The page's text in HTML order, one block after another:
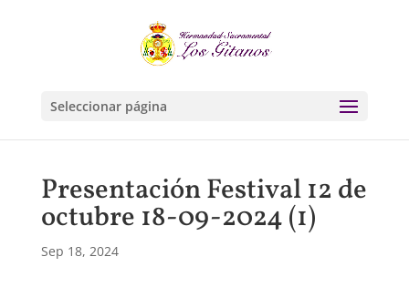
Seleccionar página
Presentación Festival 12 de
octubre 18-09-2024 (1)
Sep 18, 2024